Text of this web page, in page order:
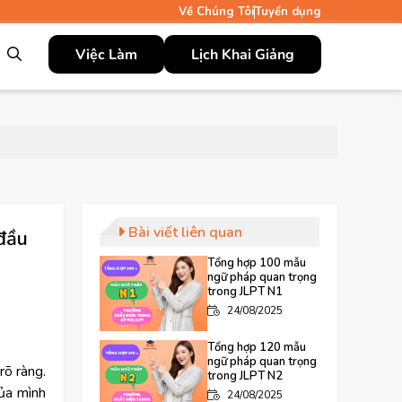
Về Chúng TôiTuyển dụng
Việc Làm Lịch Khai Giảng
ràng.
mình
Bài viết liên quan
Tổng hợp 100 mẫu
ngữ pháp quan trọng
trong JLPT N1
24/08/2025
Tổng hợp 120 mẫu
ngữ pháp quan trọng
trong JLPT N2
24/08/2025